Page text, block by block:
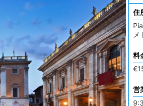
住
メ
料
営